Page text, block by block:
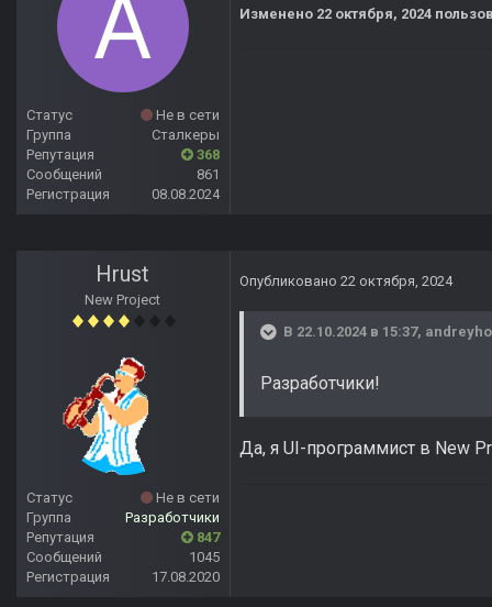
Статус
Не в сети
Группа
Сталкеры
Репутация
368
Сообщений
861
Регистрация
08.08.2024
Изменено 22 октября, 2024
Hrust
New Project
Статус
Не в сети
Группа
Разработчики
Репутация
847
Сообщений
1045
Регистрация
17.08.2020
Опубликовано 22 октября, 2024
В 22.10.2024 в 15:37,
Разработчики!
Да, я UI-программист в New